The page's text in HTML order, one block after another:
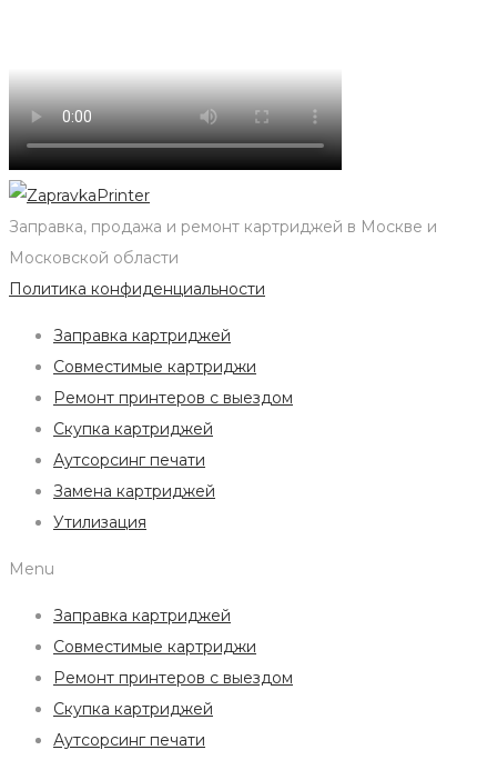
Заправка, продажа и ремонт картриджей в Москве и
Московской области
Политика конфиденциальности
Заправка картриджей
Совместимые картриджи
Ремонт принтеров с выездом
Скупка картриджей
Аутсорсинг печати
Замена картриджей
Утилизация
Menu
Заправка картриджей
Совместимые картриджи
Ремонт принтеров с выездом
Скупка картриджей
Аутсорсинг печати